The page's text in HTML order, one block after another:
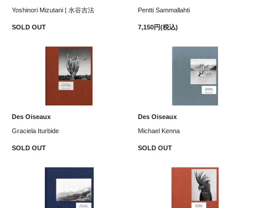
Yoshinori Mizutani | 水谷吉法
SOLD OUT
Pentti Sammallahti
7,150円(税込)
Des Oiseaux
Graciela Iturbide
SOLD OUT
Des Oiseaux
Michael Kenna
SOLD OUT